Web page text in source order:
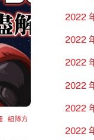
,組隊方
2022
2022
2022
2022
2022
2022